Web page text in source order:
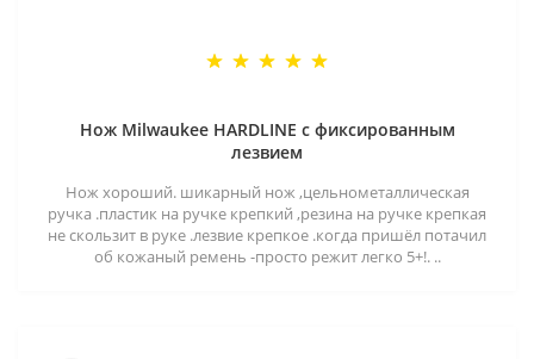
Нож Milwaukee HARDLINE с фиксированным
лезвием
Нож хороший. шикарный нож ,цельнометаллическая
ручка .пластик на ручке крепкий ,резина на ручке крепкая
не скользит в руке .лезвие крепкое .когда пришёл потачил
об кожаный ремень -просто режит легко 5+!. ..